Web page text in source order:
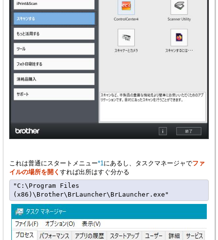
これは普通にスタートメニュー*1 にあるし、タスクマネージャでファ
イルの場所を開く すれば出所はすぐ分かる
"C:\Program Files